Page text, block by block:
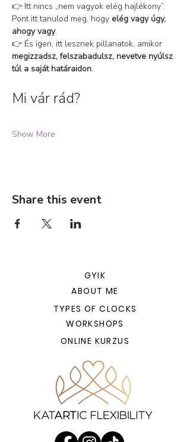
👉 Itt nincs „nem vagyok elég hajlékony”.
Pont itt tanulod meg, hogy elég vagy úgy,
ahogy vagy.
👉 És igen, itt lesznek pillanatok, amikor
megizzadsz, felszabadulsz, nevetve nyúlsz
túl a saját határaidon.
Mi vár rád?
Show More
Share this event
GYIK
ABOUT ME
TYPES OF CLOCKS
WORKSHOPS
ONLINE KURZUS